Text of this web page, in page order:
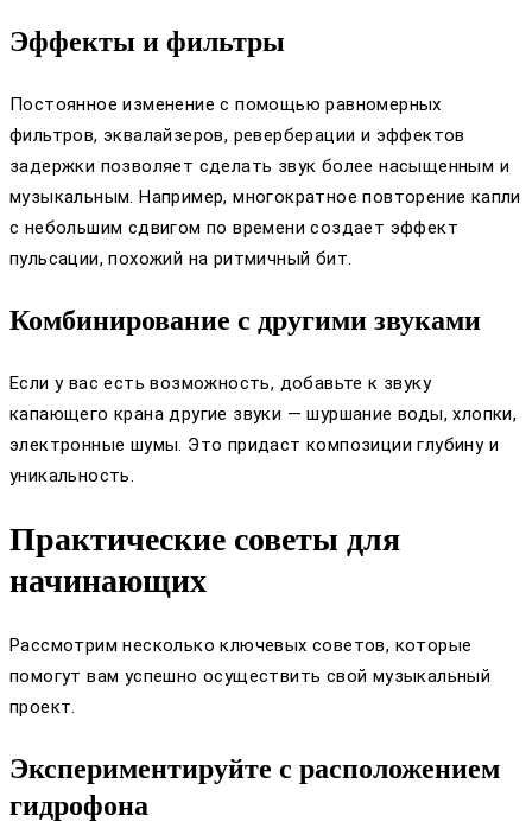
Эффекты и фильтры
Постоянное изменение с помощью равномерных
фильтров, эквалайзеров, реверберации и эффектов
задержки позволяет сделать звук более насыщенным и
музыкальным. Например, многократное повторение капли
с небольшим сдвигом по времени создает эффект
пульсации, похожий на ритмичный бит.
Комбинирование с другими звуками
Если у вас есть возможность, добавьте к звуку
капающего крана другие звуки — шуршание воды, хлопки,
электронные шумы. Это придаст композиции глубину и
уникальность.
Практические советы для
начинающих
Рассмотрим несколько ключевых советов, которые
помогут вам успешно осуществить свой музыкальный
проект.
Экспериментируйте с расположением
гидрофона